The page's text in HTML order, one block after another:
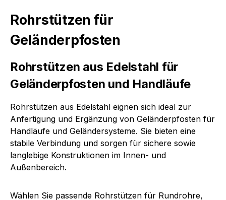
Rohrstützen für
Geländerpfosten
Rohrstützen aus Edelstahl für
Geländerpfosten und Handläufe
Rohrstützen aus Edelstahl eignen sich ideal zur
Anfertigung und Ergänzung von Geländerpfosten für
Handläufe und Geländersysteme. Sie bieten eine
stabile Verbindung und sorgen für sichere sowie
langlebige Konstruktionen im Innen- und
Außenbereich.
Wählen Sie passende Rohrstützen für Rundrohre,